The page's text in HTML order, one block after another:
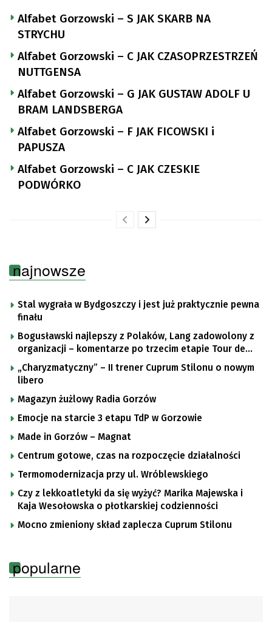
Alfabet Gorzowski – S JAK SKARB NA
STRYCHU
Alfabet Gorzowski – C JAK CZASOPRZESTRZEŃ
NUTTGENSA
Alfabet Gorzowski – G JAK GUSTAW ADOLF U
BRAM LANDSBERGA
Alfabet Gorzowski – F JAK FICOWSKI i
PAPUSZA
Alfabet Gorzowski – C JAK CZESKIE
PODWÓRKO
najnowsze
Stal wygrała w Bydgoszczy i jest już praktycznie pewna
finału
Bogusławski najlepszy z Polaków, Lang zadowolony z
organizacji – komentarze po trzecim etapie Tour de
Pologne
„Charyzmatyczny” – II trener Cuprum Stilonu o nowym
libero
Magazyn żużlowy Radia Gorzów
Emocje na starcie 3 etapu TdP w Gorzowie
Made in Gorzów – Magnat
Centrum gotowe, czas na rozpoczęcie działalności
Termomodernizacja przy ul. Wróblewskiego
Czy z lekkoatletyki da się wyżyć? Marika Majewska i
Kaja Wesołowska o płotkarskiej codzienności
Mocno zmieniony skład zaplecza Cuprum Stilonu
popularne